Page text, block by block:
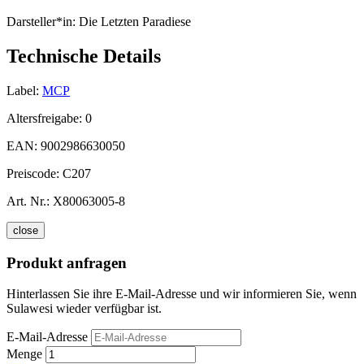
Darsteller*in: Die Letzten Paradiese
Technische Details
Label: MCP
Altersfreigabe: 0
EAN: 9002986630050
Preiscode: C207
Art. Nr.: X80063005-8
close
Produkt anfragen
Hinterlassen Sie ihre E-Mail-Adresse und wir informieren Sie, wenn
Sulawesi wieder verfügbar ist.
E-Mail-Adresse
Menge